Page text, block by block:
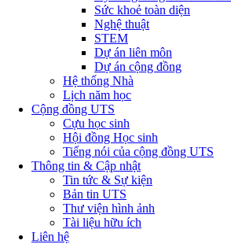
Sức khoẻ toàn diện
Nghệ thuật
STEM
Dự án liên môn
Dự án cộng đồng
Hệ thống Nhà
Lịch năm học
Cộng đồng UTS
Cựu học sinh
Hội đồng Học sinh
Tiếng nói của cộng đồng UTS
Thông tin & Cập nhật
Tin tức & Sự kiện
Bản tin UTS
Thư viện hình ảnh
Tài liệu hữu ích
Liên hệ